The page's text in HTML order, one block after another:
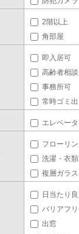
2階以上
角部屋
即入居可
高齢者相談
事務所可
常時ゴミ
エレベー
フローリ
洗濯・衣
複層ガラス
日当たり
バリアフ
出窓